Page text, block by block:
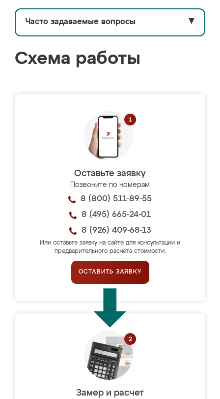
Часто задаваемые вопросы ▼
Схема работы
Оставьте заявку
Позвоните по номерам
8 (800) 511-89-55
8 (495) 665-24-01
8 (926) 409-68-13
Или оставьте заявку на сайте для консультации и
предварительного расчёта стоимости.
ОСТАВИТЬ ЗАЯВКУ
Замер и расчет